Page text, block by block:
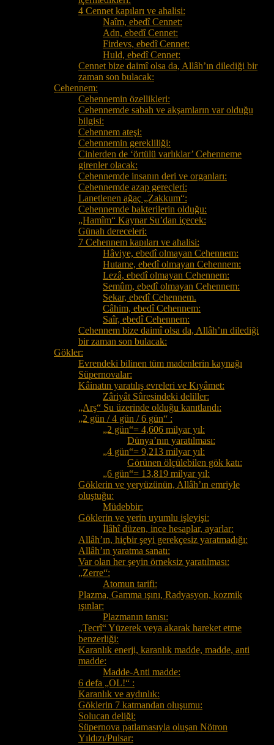
4 Cennet kapıları ve ahalisi:
Naîm, ebedî Cennet:
Adn, ebedî Cennet:
Firdevs, ebedî Cennet:
Huld, ebedî Cennet:
Cennet bize daimî olsa da, Allâh’ın dilediği bir
zaman son bulacak:
Cehennem:
Cehennemin özellikleri:
Cehennemde sabah ve akşamların var olduğu
bilgisi:
Cehennem ateşi:
Cehennemin gerekliliği:
Cinlerden de ‘örtülü varlıklar’ Cehenneme
girenler olacak:
Cehennemde insanın deri ve organları:
Cehennemde azap gereçleri:
Lanetlenen ağaç „Zakkum“:
Cehennemde bakterilerin olduğu:
„Hamîm“ Kaynar Su’dan içecek:
Günah dereceleri:
7 Cehennem kapıları ve ahalisi:
Hâviye, ebedî olmayan Cehennem:
Hutame, ebedî olmayan Cehennem:
Lezâ, ebedî olmayan Cehennem:
Semûm, ebedî olmayan Cehennem:
Sekar, ebedî Cehennem.
Câhim, ebedî Cehennem:
Saîr, ebedî Cehennem:
Cehennem bize daimî olsa da, Allâh’ın dilediği
bir zaman son bulacak:
Gökler:
Evrendeki bilinen tüm madenlerin kaynağı
Süpernovalar:
Kâinatın yaratılış evreleri ve Kıyâmet:
Zâriyât Sûresindeki deliller:
„Arş“ Su üzerinde olduğu kanıtlandı:
„2 gün / 4 gün / 6 gün“ :
„2 gün“= 4,606 milyar yıl:
Dünya’nın yaratılması:
„4 gün“= 9,213 milyar yıl:
Görünen ölçülebilen gök katı:
„6 gün“= 13,819 milyar yıl:
Göklerin ve yeryüzünün, Allâh’ın emriyle
oluştuğu:
Müdebbir:
Göklerin ve yerin uyumlu işleyişi:
İlâhî düzen, ince hesaplar, ayarlar:
Allâh’ın, hiçbir şeyi gerekçesiz yaratmadığı:
Allâh’ın yaratma sanatı:
Var olan her şeyin örneksiz yaratılması:
„Zerre“:
Atomun tarifi:
Plazma, Gamma ışını, Radyasyon, kozmik
ışınlar:
Plazmanın tanısı:
„Tecrî“ Yüzerek veya akarak hareket etme
benzerliği:
Karanlık enerji, karanlık madde, madde, anti
madde:
Madde-Anti madde:
6 defa „OL!“ :
Karanlık ve aydınlık:
Göklerin 7 katmandan oluşumu:
Solucan deliği:
Süpernova patlamasıyla oluşan Nötron
Yıldızı/Pulsar: